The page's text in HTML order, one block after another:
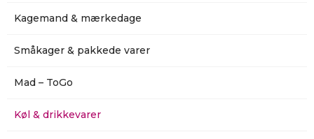
Kagemand & mærkedage
Småkager & pakkede varer
Mad – ToGo
Køl & drikkevarer